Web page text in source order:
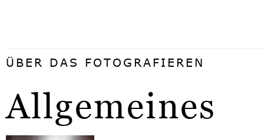
ÜBER DAS FOTOGRAFIEREN
Allgemeines